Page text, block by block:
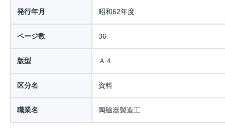
発行年月 昭和62年度
ページ数 36
版型 Ａ４
区分名 資料
職業名 陶磁器製造工